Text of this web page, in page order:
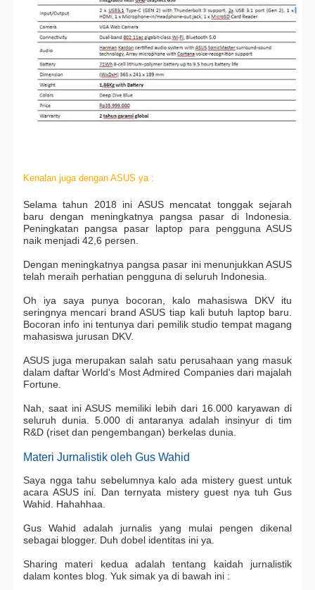
Kenalan juga dengan ASUS ya :
Selama tahun 2018 ini ASUS mencatat tonggak sejarah
baru dengan meningkatnya pangsa pasar di Indonesia.
Peningkatan pangsa pasar laptop para pengguna ASUS
naik menjadi 42,6 persen.
Dengan meningkatnya pangsa pasar ini menunjukkan ASUS
telah meraih perhatian pengguna di seluruh Indonesia.
Oh iya saya punya bocoran, kalo mahasiswa DKV itu
seringnya mencari brand ASUS tiap kali butuh laptop baru.
Bocoran info ini tentunya dari pemilik studio tempat magang
mahasiswa jurusan DKV.
ASUS juga merupakan salah satu perusahaan yang masuk
dalam daftar World's Most Admired Companies dari majalah
Fortune.
Nah, saat ini ASUS memiliki lebih dari 16.000 karyawan di
seluruh dunia. 5.000 di antaranya adalah insinyur di tim
R&D (riset dan pengembangan) berkelas dunia.
Materi Jurnalistik oleh Gus Wahid
Saya ngga tahu sebelumnya kalo ada mistery guest untuk
acara ASUS ini. Dan ternyata mistery guest nya tuh Gus
Wahid. Hahahhaa.
Gus Wahid adalah jurnalis yang mulai pengen dikenal
sebagai blogger. Duh dobel identitas ini ya.
Sharing materi kedua adalah tentang kaidah jurnalistik
dalam kontes blog. Yuk simak ya di bawah ini :